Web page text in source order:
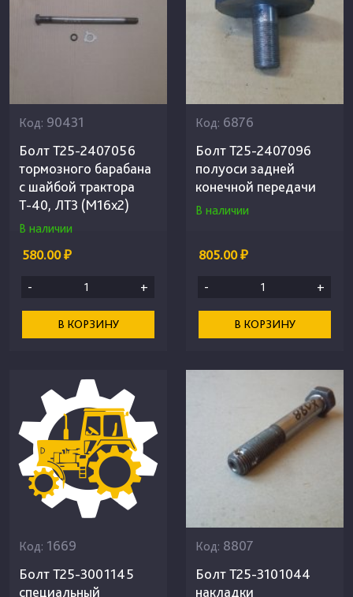
Код: 90431
Болт Т25-2407056
тормозного барабана
с шайбой трактора
Т-40, ЛТЗ (М16х2)
В наличии
580.00 ₽
- +
В КОРЗИНУ
Код: 6876
Болт Т25-2407096
полуоси задней
конечной передачи
В наличии
805.00 ₽
- +
В КОРЗИНУ
Код: 1669
Болт Т25-3001145
специальный
Код: 8807
Болт Т25-3101044
накладки